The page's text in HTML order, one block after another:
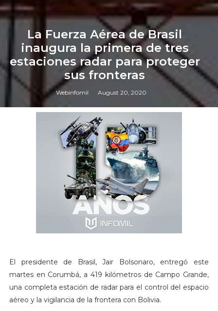
La Fuerza Aérea de Brasil
inaugura la primera de tres
estaciones radar para proteger
sus fronteras
Webinfomil August 20, 2020
El presidente de Brasil, Jair Bolsonaro, entregó este
martes en Corumbá, a 419 kilómetros de Campo Grande,
una completa estación de radar para el control del espacio
aéreo y la vigilancia de la frontera con Bolivia.